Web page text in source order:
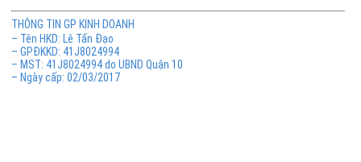
THÔNG TIN GP KINH DOANH
– Tên HKD: Lê Tấn Đạo
– GPĐKKD: 41J8024994
– MST: 41J8024994 do UBND Quận 10
– Ngày cấp: 02/03/2017